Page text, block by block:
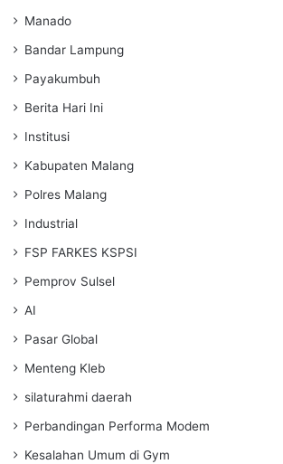
Manado
Bandar Lampung
Payakumbuh
Berita Hari Ini
Institusi
Kabupaten Malang
Polres Malang
Industrial
FSP FARKES KSPSI
Pemprov Sulsel
AI
Pasar Global
Menteng Kleb
silaturahmi daerah
Perbandingan Performa Modem
Kesalahan Umum di Gym